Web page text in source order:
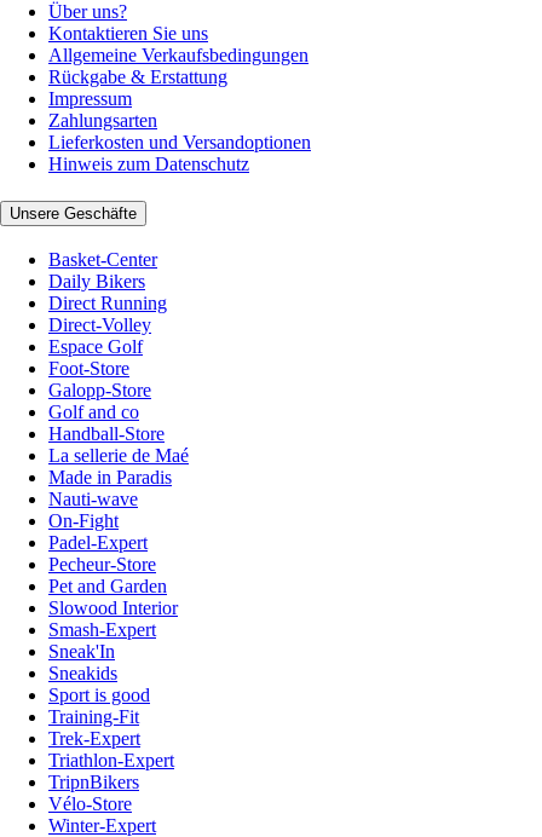
Über uns?
Kontaktieren Sie uns
Allgemeine Verkaufsbedingungen
Rückgabe & Erstattung
Impressum
Zahlungsarten
Lieferkosten und Versandoptionen
Hinweis zum Datenschutz
Unsere Geschäfte
Basket-Center
Daily Bikers
Direct Running
Direct-Volley
Espace Golf
Foot-Store
Galopp-Store
Golf and co
Handball-Store
La sellerie de Maé
Made in Paradis
Nauti-wave
On-Fight
Padel-Expert
Pecheur-Store
Pet and Garden
Slowood Interior
Smash-Expert
Sneak'In
Sneakids
Sport is good
Training-Fit
Trek-Expert
Triathlon-Expert
TripnBikers
Vélo-Store
Winter-Expert